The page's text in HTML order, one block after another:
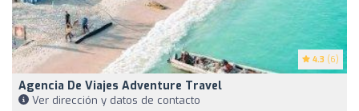
4.3 (6)
Agencia De Viajes Adventure Travel
Ver dirección y datos de contacto